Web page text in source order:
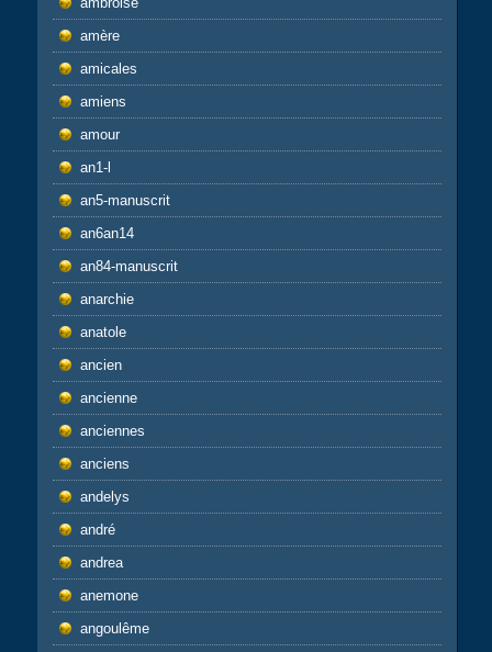
amère
amicales
amiens
amour
an1-l
an5-manuscrit
an6an14
an84-manuscrit
anarchie
anatole
ancien
ancienne
anciennes
anciens
andelys
andré
andrea
anemone
angoulême